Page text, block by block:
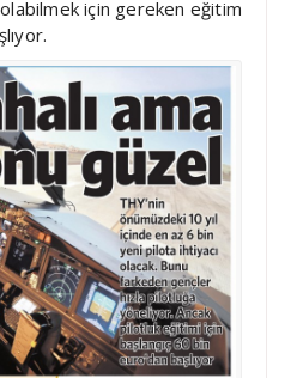
için gereken eğitim